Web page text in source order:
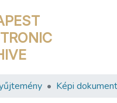
Képi